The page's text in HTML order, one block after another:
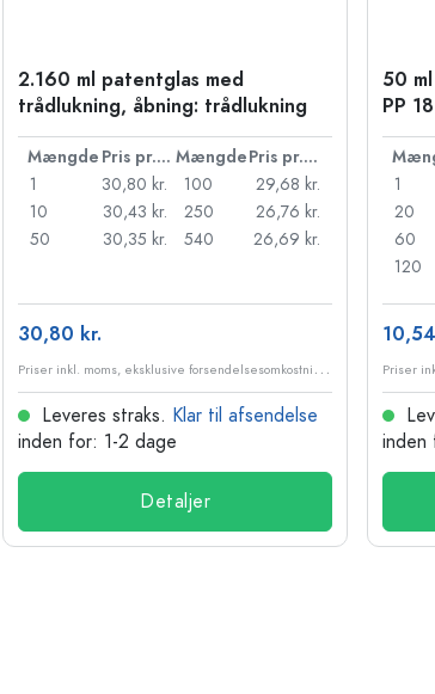
2.160 ml patentglas med
trådlukning, åbning: trådlukning
Mængde Pris pr. stk. Mængde
Pris pr. stk.
1
30,80 kr.
10
30,43 kr.
50
30,35 kr.
100
29,68 kr.
250
26,76 kr.
540
26,69 kr.
30,80 kr.
P
riser inkl. moms, eksklusive forsendelsesomkostninger
Leveres straks. Klar til afsendelse
inden for: 1-2 dage
Detaljer
50
PP 18
1
20
60
120
inden